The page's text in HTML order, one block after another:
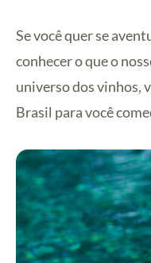
Se você quer se
conhecer o que o
universo dos vinhos,
Brasil para você